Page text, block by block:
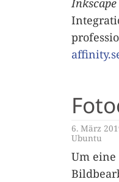
Inkscape
6. März
Ubuntu
Um eine